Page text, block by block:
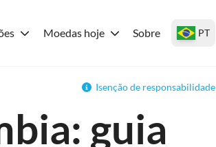
Moedas hoje Sobre PT
Isenção de responsabilidade
guia